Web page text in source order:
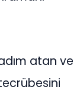
atan ve